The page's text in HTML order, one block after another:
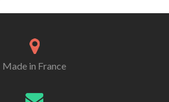
Made in France